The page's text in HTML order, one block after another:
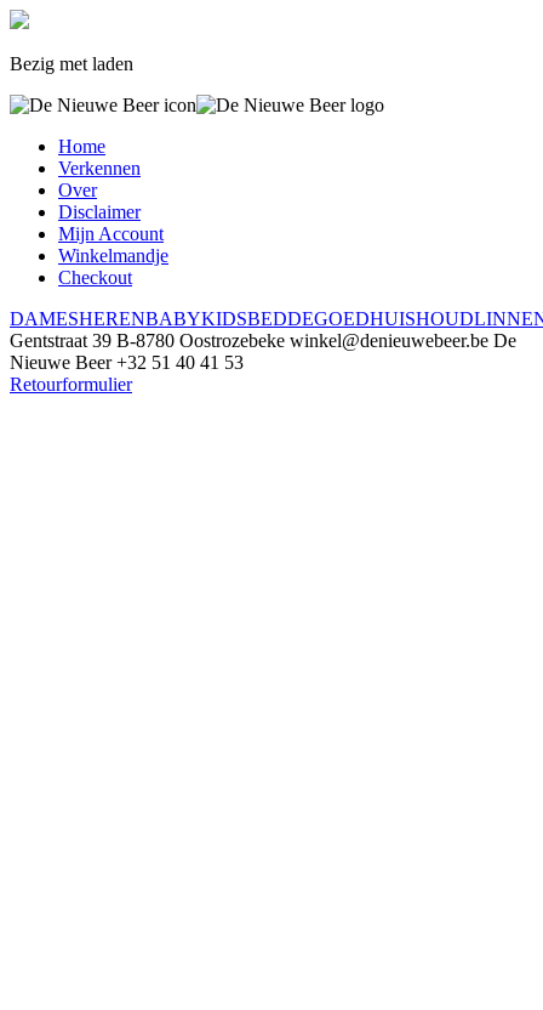
Bezig met laden
Home
Verkennen
Over
Disclaimer
Mijn Account
Winkelmandje
Checkout
DAMESHERENBABYKIDSBEDDEGOED
Gentstraat 39 B-8780 Oostrozebeke winkel@denieuwebeer.be De
Nieuwe Beer +32 51 40 41 53
Retourformulier